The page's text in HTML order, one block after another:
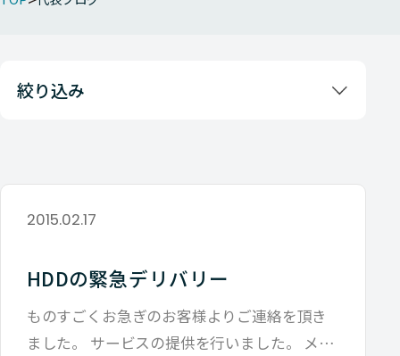
絞り込み
2015.02.17
HDDの緊急デリバリー
ものすごくお急ぎのお客様よりご連絡を頂き
ました。 サービスの提供を行いました。 メー